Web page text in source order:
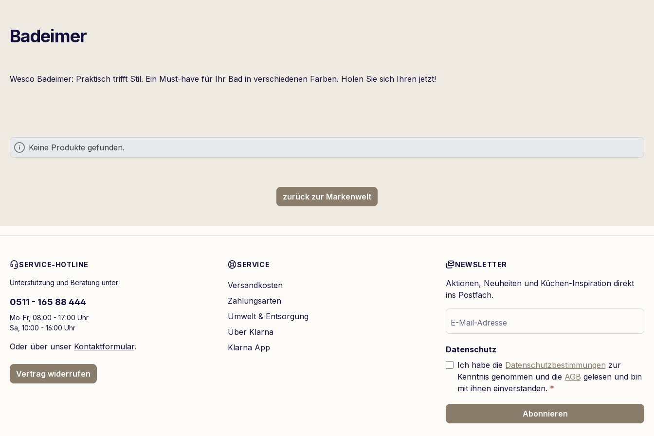
Badeimer
Wesco Badeimer: Praktisch trifft Stil. Ein Must-have für Ihr Bad in verschiedenen Farben. Holen Sie sich Ihren jetzt!
Keine Produkte gefunden.
zurück zur Markenwelt
SERVICE-HOTLINE
Unterstützung und Beratung unter:
0511 - 165 88 444
Mo-Fr, 08:00 - 17:00 Uhr
Sa, 10:00 - 16:00 Uhr
Oder über unser Kontaktformular.
Vertrag widerrufen
SERVICE
Versandkosten
Zahlungsarten
Umwelt & Entsorgung
Über Klarna
Klarna App
NEWSLETTER
Aktionen, Neuheiten und Küchen-Inspiration direkt
ins Postfach.
E-Mail-Adresse
Datenschutz
Ich habe die Datenschutzbestimmungen zur
Kenntnis genommen und die AGB gelesen und bin
mit ihnen einverstanden. *
Abonnieren